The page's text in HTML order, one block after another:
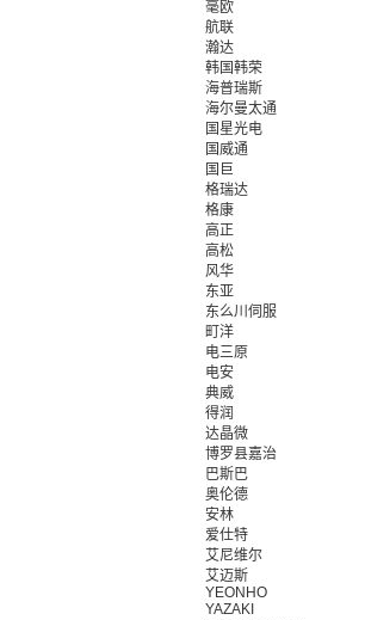
毫欧
航联
瀚达
韩国韩荣
海普瑞斯
海尔曼太通
国星光电
国威通
国巨
格瑞达
格康
高正
高松
风华
东亚
东么川伺服
町洋
电三原
电安
典威
得润
达晶微
博罗县嘉治
巴斯巴
奥伦德
安林
爱仕特
艾尼维尔
艾迈斯
YEONHO
YAZAKI